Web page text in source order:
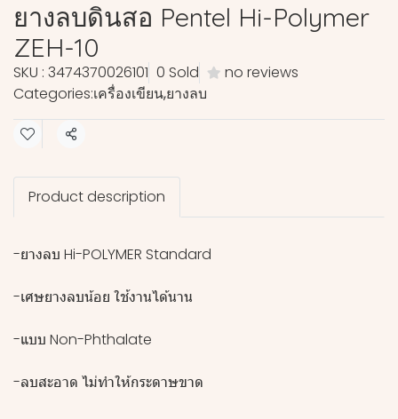
ยางลบดินสอ Pentel Hi-Polymer
ZEH-10
SKU : 3474370026101 0 Sold
no reviews
Categories:เครื่องเขียน,ยางลบ
Share
Product description
-ยางลบ Hi-POLYMER Standard
-เศษยางลบน้อย ใช้งานได้นาน
-แบบ Non-Phthalate
-ลบสะอาด ไม่ทำให้กระดาษขาด